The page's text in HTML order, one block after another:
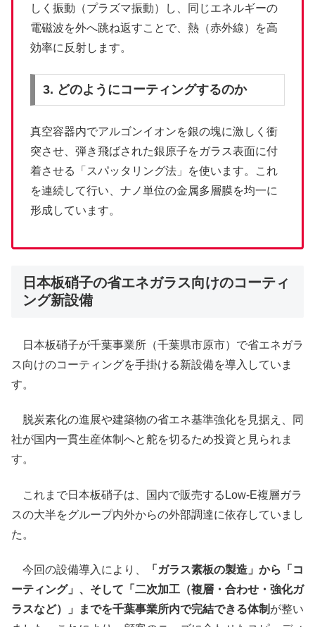
しく振動（プラズマ振動）し、同じエネルギーの
電磁波を外へ跳ね返すことで、熱（赤外線）を高
効率に反射します。
3. どのようにコーティングするのか
真空容器内でアルゴンイオンを銀の塊に激しく衝
突させ、弾き飛ばされた銀原子をガラス表面に付
着させる「スパッタリング法」を使います。これ
を連続して行い、ナノ単位の金属多層膜を均一に
形成しています。
日本板硝子の省エネガラス向けのコーティ
ング新設備
日本板硝子が千葉事業所（千葉県市原市）で省エネガラ
ス向けのコーティングを手掛ける新設備を導入していま
す。
脱炭素化の進展や建築物の省エネ基準強化を見据え、同
社が国内一貫生産体制へと舵を切るため投資と見られま
す。
これまで日本板硝子は、国内で販売するLow-E複層ガラ
スの大半をグループ内外からの外部調達に依存していまし
た。
今回の設備導入により、
「ガラス素板の製造」から「コ
ーティング」、そして「二次加工（複層・合わせ・強化ガ
ラスなど）」までを千葉事業所内で完結できる体制 が整い